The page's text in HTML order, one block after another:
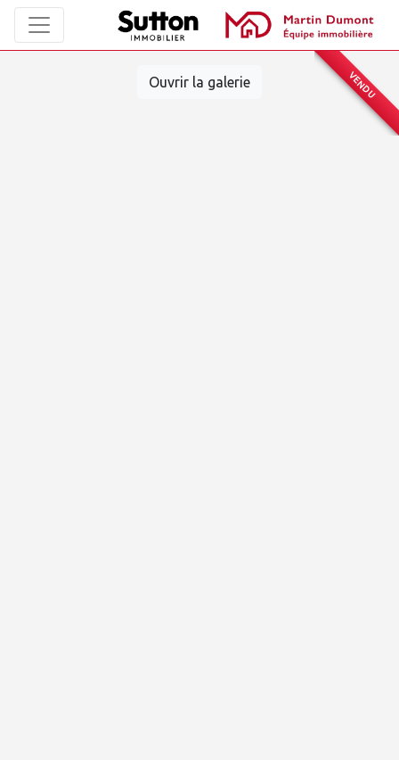
VENDU
Ouvrir la galerie